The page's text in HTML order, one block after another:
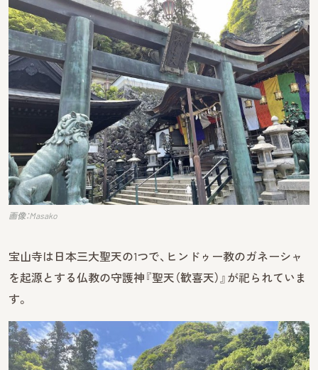
画像：Masako
宝山寺は日本三大聖天の1つで、ヒンドゥー教のガネーシャ
を起源とする仏教の守護神『聖天（歓喜天）』が祀られていま
す。